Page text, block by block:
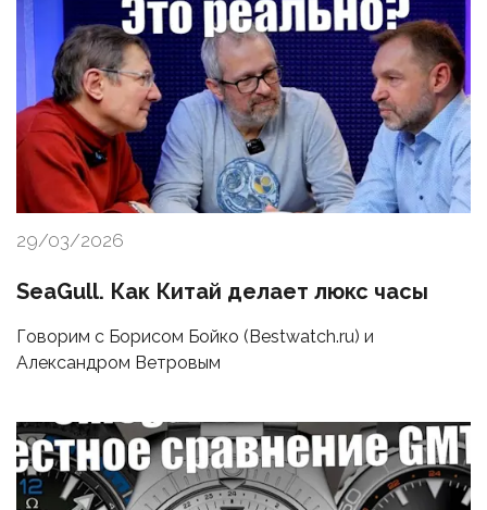
29/03/2026
SeaGull. Как Китай делает люкс часы
Говорим с Борисом Бойко (Bestwatch.ru) и
Александром Ветровым